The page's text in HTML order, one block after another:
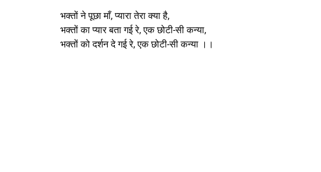
भक्तों ने पूछा माँ, प्यारा तेरा क्या है,
भक्तों का प्यार बता गई रे, एक छोटी-सी कन्या,
भक्तों को दर्शन दे गई रे, एक छोटी-सी कन्या ।।